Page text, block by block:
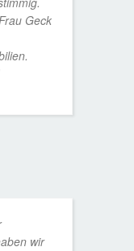
Geck
wir